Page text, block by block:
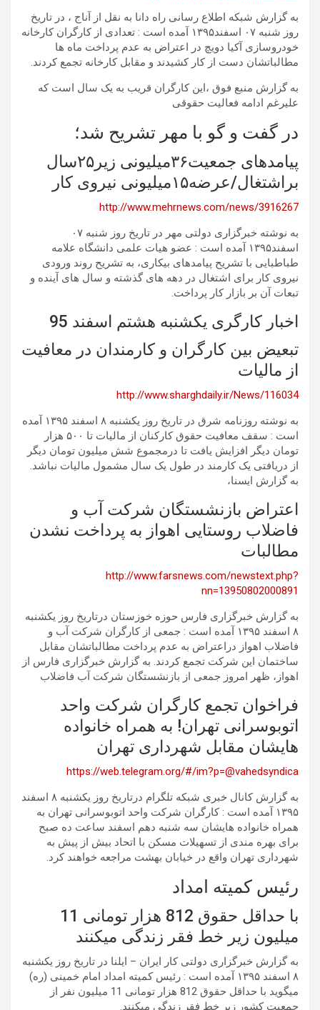
به گزارش شبکه اطلاع رسانی راه دانا به نقل از آناج ، در تاریخ
روز شنبه ۰۷ اسفند۱۳۹۵ آمده است : تعدادی از کارگران کارخانه
خودروسازی آکیا دویچ در اعتراض به عدم پرداخت ماه ها
مطالباتشان دست از کار کشیدند و مقابل کارخانه تجمع کردند.
به گزارش منبع فوق ،این کارگران قریب به یک سال است که
علیرغم ادامه فعالیت حقوقی
در گفت و گو با مهر تشریح شد؛
پیامدهای جمعیت۳۶میلیونی زیر۲۵سال
براشتغال/عرضه۱۵میلیونی نیروی کار
http://www.mehrnews.com/news/3916267
به نوشته خبرگزاری دولتی مهر در تاریخ روز شنبه ۰۷
اسفند۱۳۹۵ آمده است : عضو هیات علمی دانشگاه علامه
طباطبایی با تشریح پیامدهای بیکاری، به تشریح روند ورودی
نیروی کار برای اشتغال در دهه های گذشته و سال های آینده و
تبعات آن بر بازار کار پرداخت.
اخبار کارگری یکشنبه هشتم اسفند 95
تبعيض بين كارگران و كارمندان در معافيت
از ماليات
http://www.sharghdaily.ir/News/116034
به نوشته روزنامه شرق در تاریخ روز یکشنبه ۸ اسفند ۱۳۹۵ آمده
است : سقف معافیت حقوق کارکنان از مالیات تا ۵۰۰ هزار
تومان دیگر افزایش یافت تا درمجموع شش میلیون تومان دیگر
از دریافتی یک کارمند در طول یک سال مشمول مالیات نباشد.
به گزارش ایسنا،
اعتراض بازنشستگان شرکت آب و
فاضلاب روستایی اهواز به پرداخت نشدن
مطالبات
http://www.farsnews.com/newstext.php?
nn=13950802000891
به گزارش خبرگزاری فارس حوزه خوزستان درتاریخ روز یکشنبه
۸ اسفند ۱۳۹۵ آمده است : جمعی از کارگران شرکت آب و
فاضلاب اهواز دراعتراض به عدم پرداخت مطالباتشان مقابل
ساختمان این شرکت تجمع کردند. به گزارش خبرگزاری فارس از
اهواز، ظهر امروز جمعی از بازنشستگان شرکت آب فاضلاب
فراخوان تجمع کارگران شرکت واحد
اتوبوسرانی تهران! به همراه خانواده
هایشان مقابل شهرداری تهران
https://web.telegram.org/#/im?p=@vahedsyndica
به گزارش کانال خبری شبکه تلگرام درتاریخ روز یکشنبه ۸ اسفند
۱۳۹۵ آمده است : کارگران شرکت واحد اتوبوسرانی تهران به
همراه خانواده هایشان سه شنبه دهم اسفند ساعت ده صبح
برای بهره مندی از تسهیلات مسکن با اتحاد بیش از پیش به
شهرداری تهران واقع در خیابان بهشت مراجعه خواهند کرد.
رئیس کمیته امداد
با حداقل حقوق 812 هزار تومانی 11
میلیون زیر خط فقر زندگی میکنند
به گزارش خبرگزاری دولتی کار ایران – ایلنا در تاریخ روز یکشنبه
۸ اسفند ۱۳۹۵ آمده است : رئیس کمیته امداد امام خمینی (ره)
میگوید با حداقل حقوق 812 هزار تومانی 11 میلیون نفر از
جمعیت کشور زیر خط فقر زندگی میکنند.